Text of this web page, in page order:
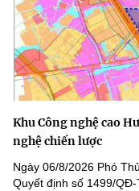
Khu Công nghệ cao
nghệ chiến lược
Ngày 06/8/2026 Phó
Quyết định số 1499/